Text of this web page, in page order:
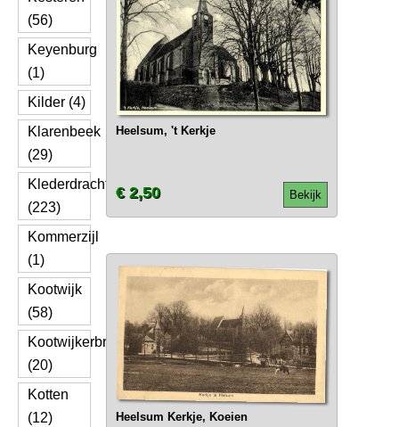
(56)
Keyenburg
(1)
Kilder (4)
Klarenbeek
(29)
Klederdracht
(223)
Kommerzijl
(1)
Kootwijk
(58)
Kootwijkerbroek
(20)
Kotten
(12)
Heelsum, 't Kerkje
Bekijk
€ 2,50
Heelsum Kerkje, Koeien